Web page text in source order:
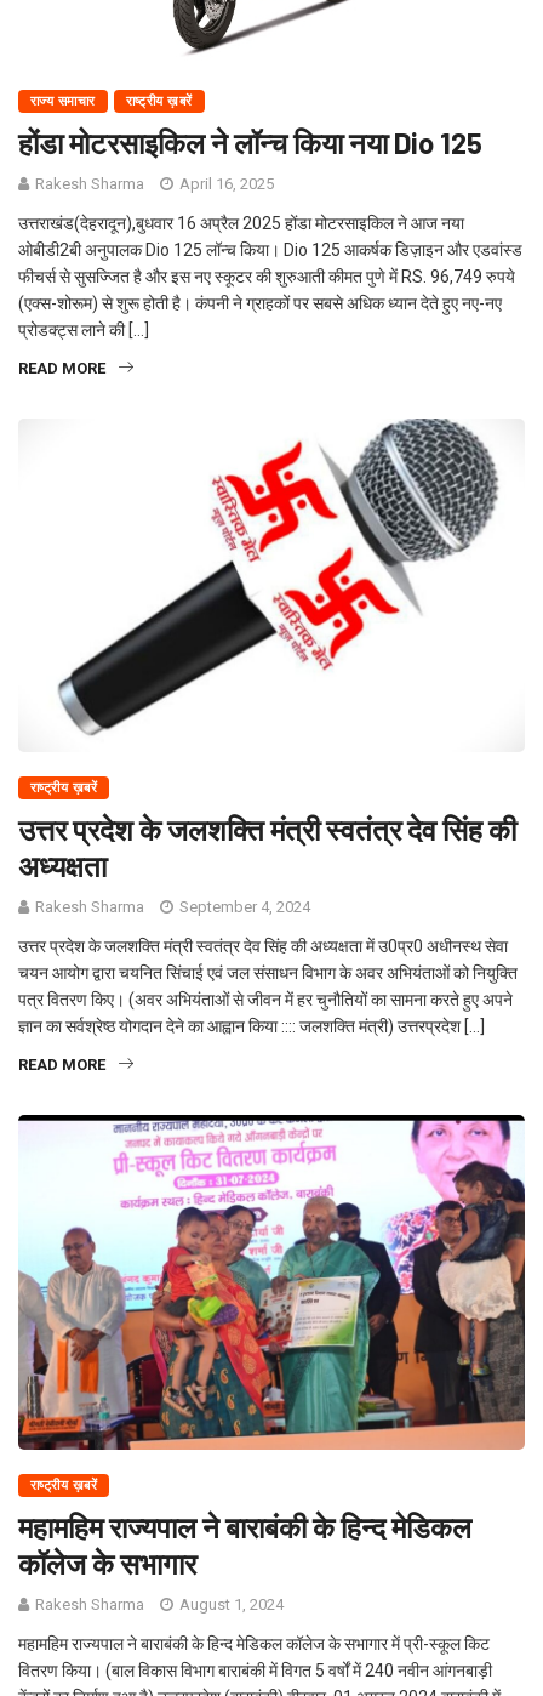
राज्य समाचार राष्ट्रीय ख़बरें
होंडा मोटरसाइकिल ने लॉन्‍च किया नया Dio 125
Rakesh Sharma April 16, 2025
उत्तराखंड(देहरादून),बुधवार 16 अप्रैल 2025 होंडा मोटरसाइकिल ने आज नया
ओबीडी2बी अनुपालक Dio 125 लॉन्च किया। Dio 125 आकर्षक डिज़ाइन और एडवांस्‍ड
फीचर्स से सुसज्जित है और इस नए स्कूटर की शुरुआती कीमत पुणे में RS. 96,749 रुपये
(एक्स-शोरूम) से शुरू होती है। कंपनी ने ग्राहकों पर सबसे अधिक ध्‍यान देते हुए नए-नए
प्रोडक्‍ट्स लाने की […]
READ MORE
राष्ट्रीय ख़बरें
उत्तर प्रदेश के जलशक्ति मंत्री स्वतंत्र देव सिंह की
अध्यक्षता
Rakesh Sharma September 4, 2024
उत्तर प्रदेश के जलशक्ति मंत्री स्वतंत्र देव सिंह की अध्यक्षता में उ0प्र0 अधीनस्थ सेवा
चयन आयोग द्वारा चयनित सिंचाई एवं जल संसाधन विभाग के अवर अभियंताओं को नियुक्ति
पत्र वितरण किए। (अवर अभियंताओं से जीवन में हर चुनौतियों का सामना करते हुए अपने
ज्ञान का सर्वश्रेष्ठ योगदान देने का आह्वान किया :::: जलशक्ति मंत्री) उत्तरप्रदेश […]
READ MORE
राष्ट्रीय ख़बरें
महामहिम राज्यपाल ने बाराबंकी के हिन्द मेडिकल
कॉलेज के सभागार
Rakesh Sharma August 1, 2024
महामहिम राज्यपाल ने बाराबंकी के हिन्द मेडिकल कॉलेज के सभागार में प्री-स्कूल किट
वितरण किया। (बाल विकास विभाग बाराबंकी में विगत 5 वर्षों में 240 नवीन आंगनबाड़ी